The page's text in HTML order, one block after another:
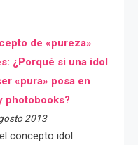
de «pureza»
¿Porqué si una idol
«pura» posa en
photobooks?
2013
concepto idol